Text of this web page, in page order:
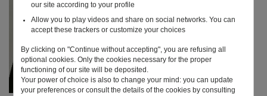
our site according to your profile
Allow you to play videos and share on social networks. You can
accept these trackers or customize your choices
By clicking on "Continue without accepting", you are refusing all
optional cookies. Only the cookies necessary for the proper
functioning of our site will be deposited.
Your power of choice is also to change your mind: you can update
your preferences or consult the details of the cookies by consulting